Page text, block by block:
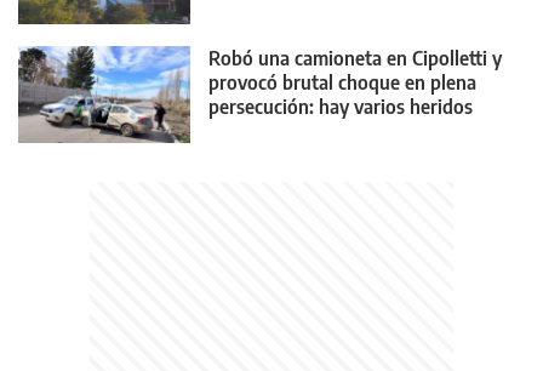
Robó una camioneta en Cipolletti y
provocó brutal choque en plena
persecución: hay varios heridos